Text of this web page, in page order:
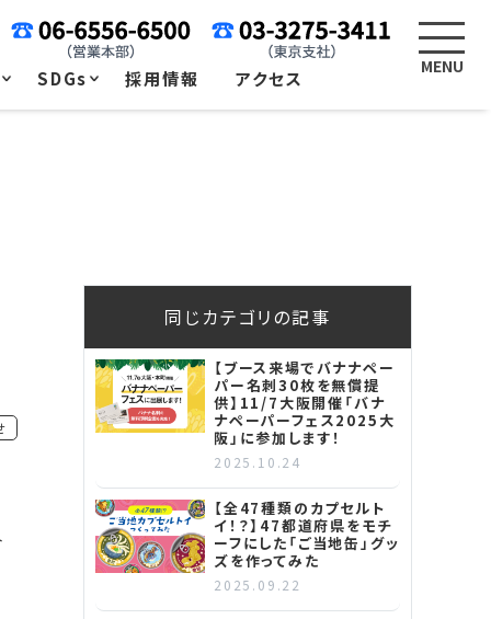
SDGs 採用情報 アクセス
同じカテゴリの記事
【ブース来場でバナナペー
パー名刺30枚を無償提
供】11/7大阪開催「バナ
ナペーパーフェス2025大
阪」に参加します！
2025.10.24
【全47種類のカプセルト
イ！？】47都道府県をモチ
ーフにした「ご当地缶」グッ
ズを作ってみた
2025.09.22